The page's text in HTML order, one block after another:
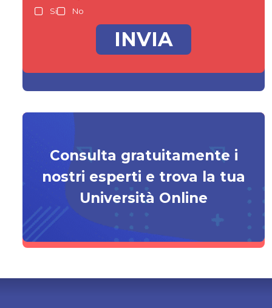
Si
No
Consulta gratuitamente i
nostri esperti e trova la tua
Università Online